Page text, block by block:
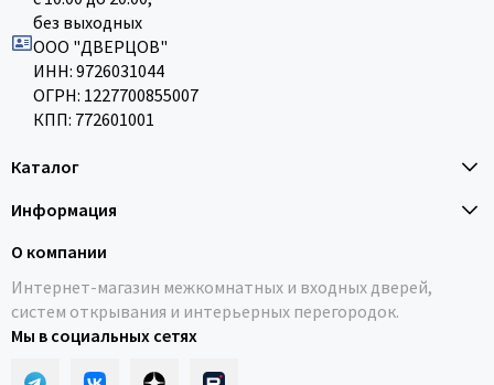
без выходных
ООО "ДВЕРЦОВ"
ИНН: 9726031044
ОГРН: 1227700855007
КПП: 772601001
Каталог
Информация
О компании
Интернет-магазин межкомнатных и входных дверей,
систем открывания и интерьерных перегородок.
Мы в социальных сетях